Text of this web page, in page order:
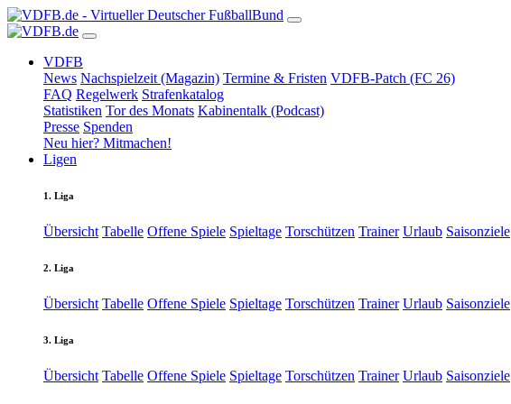
VDFB
News Nachspielzeit (Magazin) Termine & Fristen VDFB-Patch (FC 26)
FAQ Regelwerk Strafenkatalog
Statistiken Tor des Monats Kabinentalk (Podcast)
Presse Spenden
Neu hier? Mitmachen!
Ligen
1. Liga
Übersicht Tabelle Offene Spiele Spieltage Torschützen Trainer Urlaub Saisonziele
2. Liga
Übersicht Tabelle Offene Spiele Spieltage Torschützen Trainer Urlaub Saisonziele
3. Liga
Übersicht Tabelle Offene Spiele Spieltage Torschützen Trainer Urlaub Saisonziele